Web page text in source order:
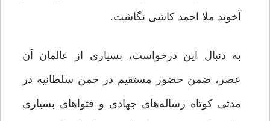
آخوند ملا احمد کاشی نگاشت.
به دنبال این درخواست، بسیاری از عالمان آن
عصر، ضمن حضور مستقیم در چمن سلطانیه در
مدتی کوتاه رساله‌های جهادی و فتواهای بسیاری